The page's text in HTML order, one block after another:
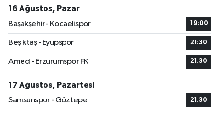
16 Ağustos, Pazar
Başakşehir - Kocaelispor
19:00
Beşiktaş - Eyüpspor 21:30
Amed - Erzurumspor FK 21:30
17 Ağustos, Pazartesi
Samsunspor - Göztepe
21:30